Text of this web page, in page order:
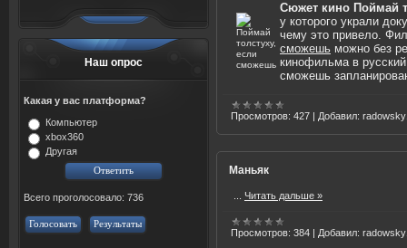
Наш опрос
Какая у вас платформа?
Компьютер
xbox360
Другая
Всего проголосовало: 736
Голосовать Результаты
Сюжет кино Поймай
у которого украли
чему это привело.
сможешь можно без
кинофильма в
сможешь
Просмотров: 427 | Добавил:
Маньяк
Читать дальше »
Просмотров: 384 | Добавил: